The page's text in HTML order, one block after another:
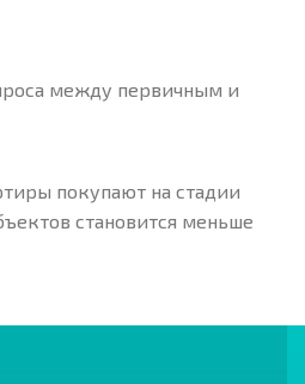
между первичным и
покупают на стадии
становится меньше